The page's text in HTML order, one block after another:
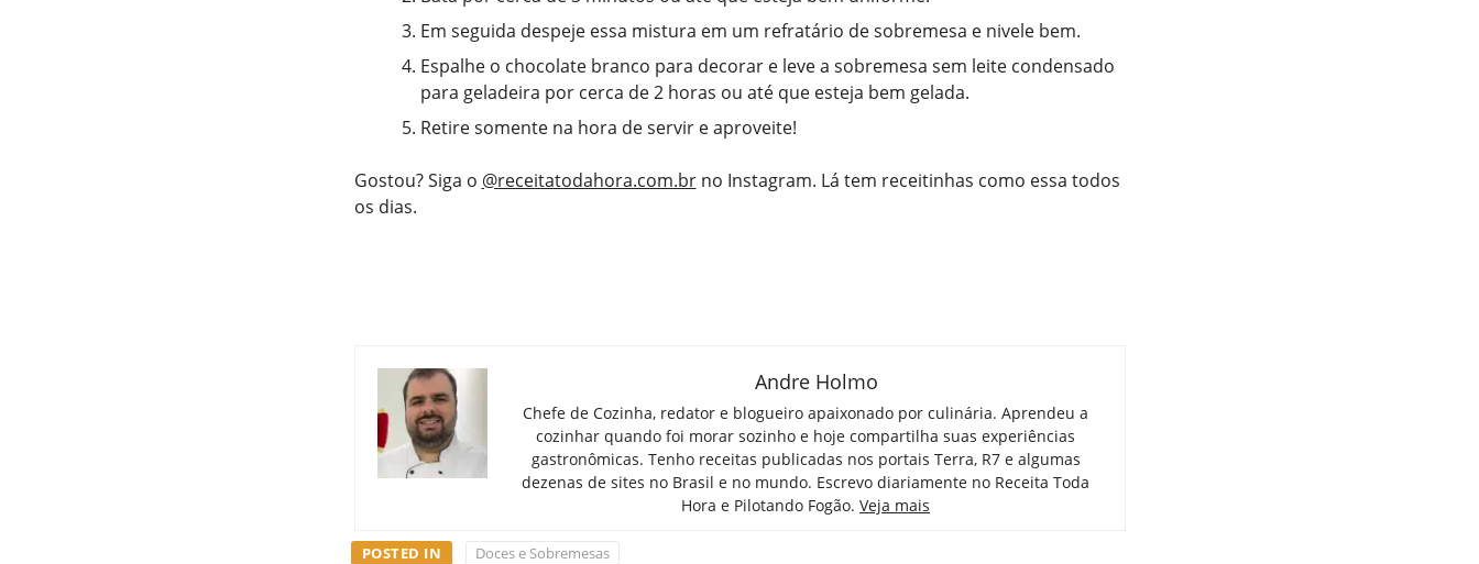
Em seguida despeje essa mistura em um refratário de sobremesa e nivele bem.
Espalhe o chocolate branco para decorar e leve a sobremesa sem leite condensado
para geladeira por cerca de 2 horas ou até que esteja bem gelada.
Retire somente na hora de servir e aproveite!
Gostou? Siga o @receitatodahora.com.brno Instagram. Lá tem receitinhas como essa todos
os dias.
Andre Holmo
Chefe de Cozinha, redator e blogueiro apaixonado por culinária. Aprendeu a
cozinhar quando foi morar sozinho e hoje compartilha suas experiências
gastronômicas. Tenho receitas publicadas nos portais Terra, R7 e algumas
dezenas de sites no Brasil e no mundo. Escrevo diariamente no Receita Toda
Hora e Pilotando Fogão. Veja mais
POSTED IN
Doces e Sobremesas